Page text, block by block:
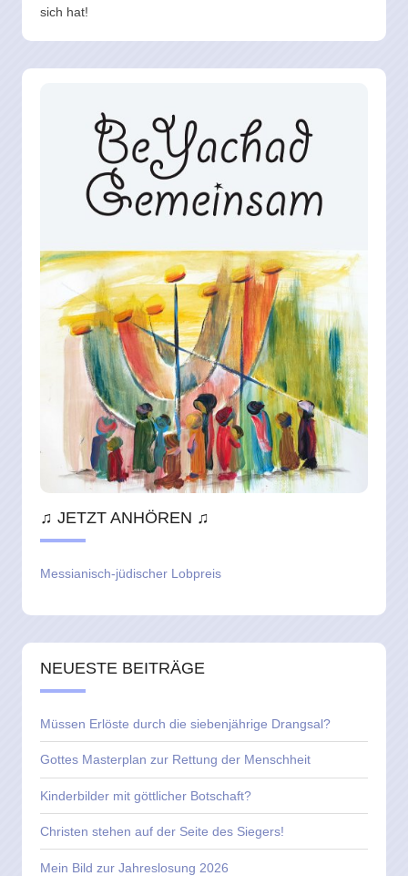
sich hat!
♫ JETZT ANHÖREN ♫
Messianisch-jüdischer Lobpreis
NEUESTE BEITRÄGE
Müssen Erlöste durch die siebenjährige Drangsal?
Gottes Masterplan zur Rettung der Menschheit
Kinderbilder mit göttlicher Botschaft?
Christen stehen auf der Seite des Siegers!
Mein Bild zur Jahreslosung 2026